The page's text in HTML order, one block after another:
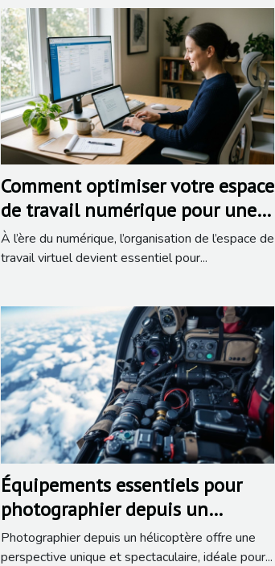
Comment optimiser votre espace
de travail numérique pour une
efficacité maximale ?
À l’ère du numérique, l’organisation de l’espace de
travail virtuel devient essentiel pour...
Équipements essentiels pour
photographier depuis un
hélicoptère
Photographier depuis un hélicoptère offre une
perspective unique et spectaculaire, idéale pour...